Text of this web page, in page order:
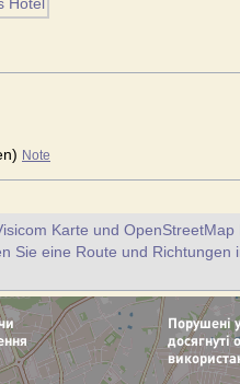
Note
Karte und
Sie eine Route und Richtungen